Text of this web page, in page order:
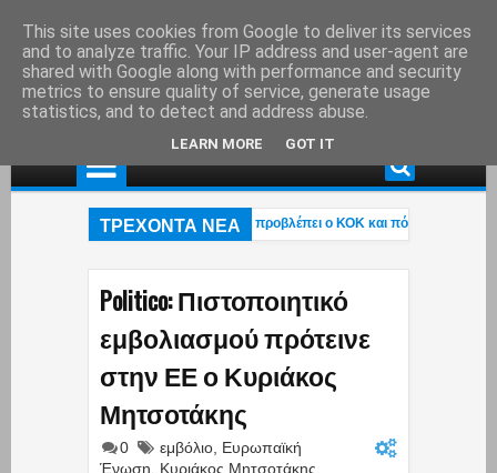
ΤΡΕΧΟΝΤΑ ΝΕΑ
περιπολικό στον δρόμο; – Τι προβλέπει ο ΚΟΚ και πότε μπορεί να
Politico: Πιστοποιητικό
εμβολιασμού πρότεινε
στην ΕΕ ο Κυριάκος
Μητσοτάκης
0 εμβόλιο Ευρωπαϊκή
Ένωση
Κυριάκος Μητσοτάκης
This site uses cookies from Google to deliver its services
and to analyze traffic. Your IP address and user-agent are
shared with Google along with performance and security
metrics to ensure quality of service, generate usage
statistics, and to detect and address abuse.
LEARN MORE GOT IT